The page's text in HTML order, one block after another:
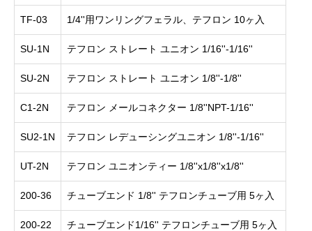
TF-03 1/4''用ワンリングフェラル、テフロン 10ヶ入
SU-1N テフロン ストレート ユニオン 1/16''-1/16''
SU-2N テフロン ストレート ユニオン 1/8''-1/8''
C1-2N テフロン メールコネクター 1/8''NPT-1/16''
SU2-1N テフロン レデューシングユニオン 1/8''-1/16''
UT-2N テフロン ユニオンティー 1/8''x1/8''x1/8''
200-36 チューブエンド 1/8'' テフロンチューブ用 5ヶ入
200-22 チューブエンド1/16'' テフロンチューブ用 5ヶ入